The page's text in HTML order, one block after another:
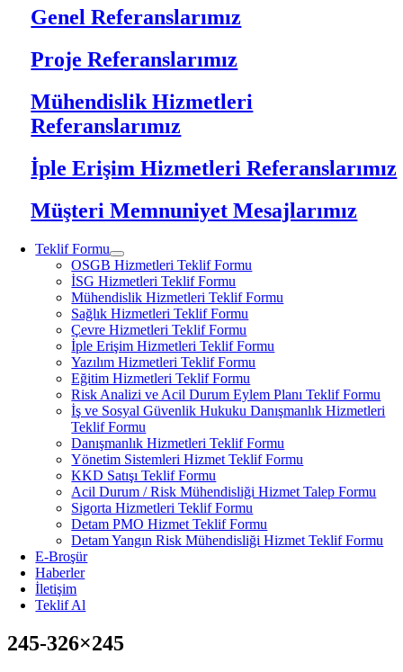
Genel Referanslarımız
Proje Referanslarımız
Mühendislik Hizmetleri
Referanslarımız
İple Erişim Hizmetleri Referanslarımız
Müşteri Memnuniyet Mesajlarımız
Teklif Formu
OSGB Hizmetleri Teklif Formu
İSG Hizmetleri Teklif Formu
Mühendislik Hizmetleri Teklif Formu
Sağlık Hizmetleri Teklif Formu
Çevre Hizmetleri Teklif Formu
İple Erişim Hizmetleri Teklif Formu
Yazılım Hizmetleri Teklif Formu
Eğitim Hizmetleri Teklif Formu
Risk Analizi ve Acil Durum Eylem Planı Teklif Formu
İş ve Sosyal Güvenlik Hukuku Danışmanlık Hizmetleri
Teklif Formu
Danışmanlık Hizmetleri Teklif Formu
Yönetim Sistemleri Hizmet Teklif Formu
KKD Satışı Teklif Formu
Acil Durum / Risk Mühendisliği Hizmet Talep Formu
Sigorta Hizmetleri Teklif Formu
Detam PMO Hizmet Teklif Formu
Detam Yangın Risk Mühendisliği Hizmet Teklif Formu
E-Broşür
Haberler
İletişim
Teklif Al
245-326×245